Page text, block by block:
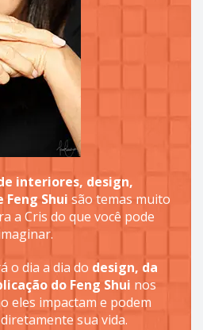
interiores, design,
Shui são temas muito
a Cris do que você pode
o dia a dia do design, da
do Feng Shui nos
eles impactam e podem
sua vida.